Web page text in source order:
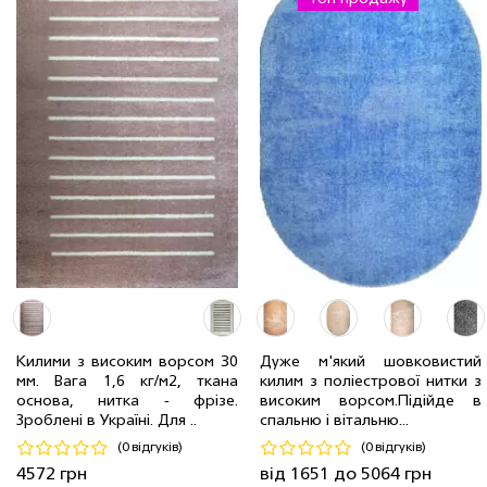
Килими з високим ворсом 30
мм. Вага 1,6 кг/м2, ткана
основа, нитка - фрiзе.
Зроблені в Україні. Для ..
(0 відгуків)
4572 грн
2.00 x 3.00 м 1 шт 4572 грн
Код 21030
Дуже м'який шовковистий
килим з поліестрової нитки з
високим ворсом.Пiдiйде в
спальню і вітальню...
(0 відгуків)
від 1651 до 5064 грн
0.8 x 1.5 м 1651 грн
1.2 x 1.7 м 14 шт
2807 грн
1.6 x 2.3 м
18 шт 5064 грн
Код 18088
Купити